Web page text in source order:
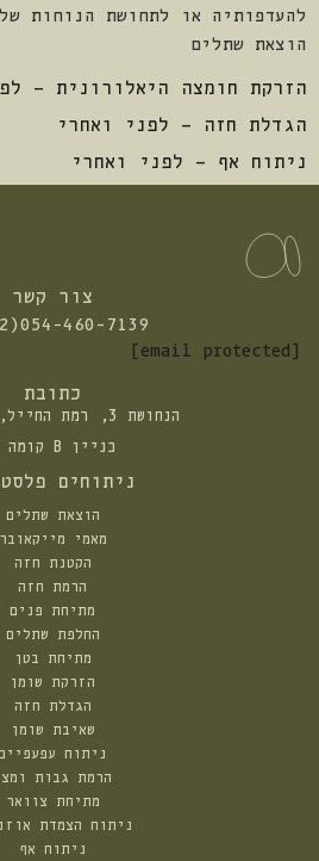
להעדפותיה או לתחושת הנוחות
הוצאת שתלים
הזרקת חומצה היאלורונית –
הגדלת חזה – לפני ואחרי
ניתוח אף – לפני ואחרי
צור קשר
460-7139
[email protected]
כתובת
הנחושת 3, רמת החייל, תל-אביב
בניין B קומה 3
ניתוחים
הוצאת שתלים
מאמי מייקאובר
הקטנת חזה
הרמת חזה
מתיחת פנים
החלפת שתלים
מתיחת בטן
הזרקת שומן
הגדלת חזה
שאיבת שומן
ניתוח עפעפיים
הרמת גבות
מתיחת צוואר
ניתוח הצמדת
ניתוח אף